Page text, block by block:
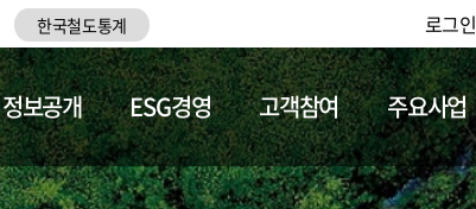
한국철도통계 로그인
정보공개 ESG경영 고객참여 주요사업